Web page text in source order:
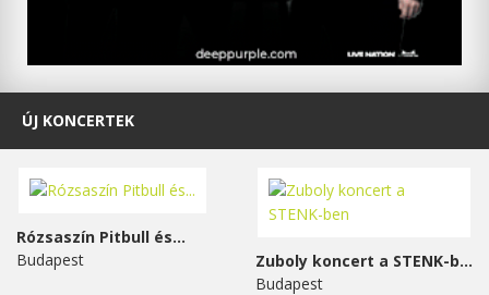
ÚJ KONCERTEK
Rózsaszín Pitbull és...
Budapest
Zuboly koncert a STENK-ben
Budapest